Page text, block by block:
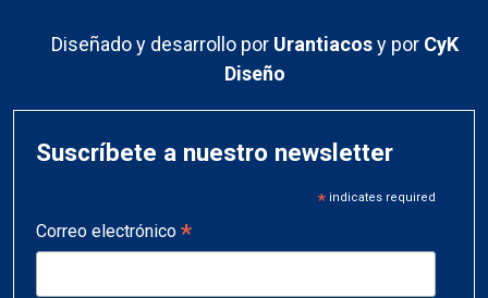
Diseñado y desarrollo por Urantiacosy por CyK
Diseño
Suscríbete a nuestro newsletter
*indicates required
Correo electrónico *